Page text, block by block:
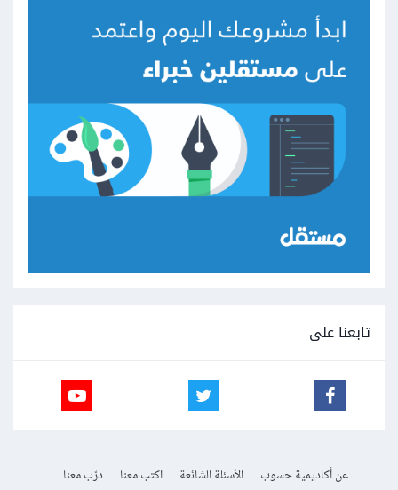
تابعنا على
عن أكاديمية حسوب الأسئلة الشائعة اكتب معنا
درّب معنا